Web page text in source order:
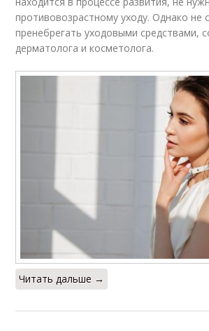
противовозрастному уходу. Однако не
пренебрегать уходовыми средствами,
дерматолога и косметолога.
Читать дальше →